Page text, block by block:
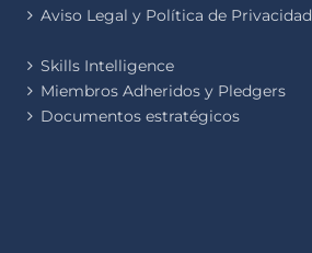
Aviso Legal y Política de Privacidad
Skills Intelligence
Miembros Adheridos y Pledgers
Documentos estratégicos